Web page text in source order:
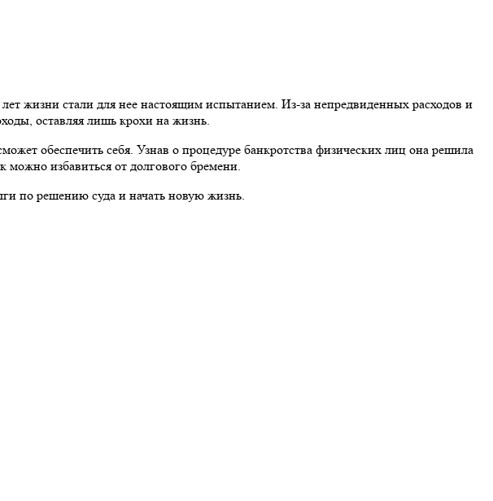
жизни стали для нее настоящим испытанием. Из-за непредвиденных расходов и
оставляя лишь крохи на жизнь.
обеспечить себя. Узнав о процедуре банкротства физических лиц она решила
избавиться от долгового бремени.
по решению суда и начать новую жизнь.